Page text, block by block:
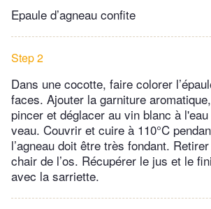
Epaule d’agneau confite
Step 2
Dans une cocotte, faire colorer
faces. Ajouter la garniture
pincer et déglacer au vin blanc à
veau. Couvrir et cuire à 110°C
l’agneau doit être très fondant.
chair de l’os. Récupérer le jus et le
avec la sarriette.